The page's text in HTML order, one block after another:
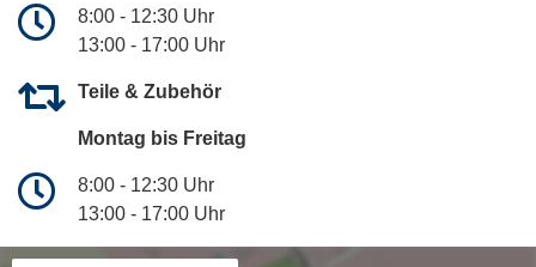
8:00 - 12:30 Uhr
13:00 - 17:00 Uhr
Teile & Zubehör
Montag bis Freitag
8:00 - 12:30 Uhr
13:00 - 17:00 Uhr